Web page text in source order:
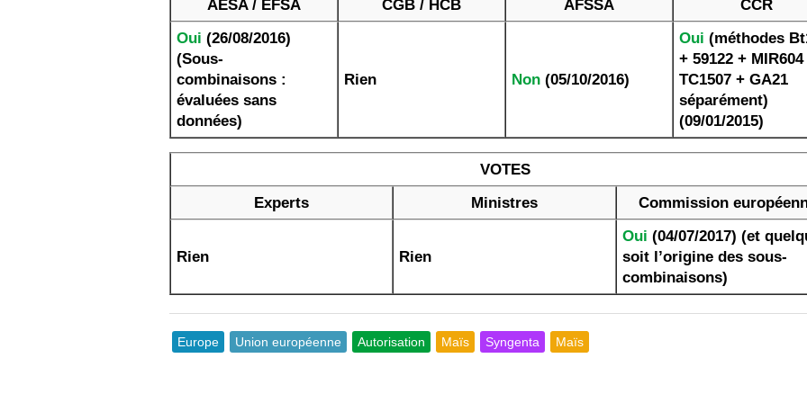
AESA / EFSA CGB / HCB AFSSA
CCR
Oui (26/08/2016)
(Sous-
combinaisons :
évaluées sans
données)
Rien Non (05/10/2016)
Oui (méthodes
+ 59122 + MIR604
TC1507 + GA21
séparément)
(09/01/2015)
VOTES
Experts
Ministres Commission
Rien Rien
Oui (04/07/2017) (et
soit l’origine des sous-
combinaisons)
Europe Union européenne Autorisation Maïs Syngenta Maïs